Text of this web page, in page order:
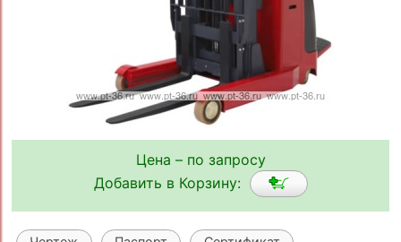
Цена – по запросу
Добавить в Корзину: